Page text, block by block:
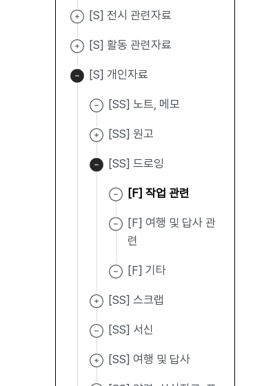
[S] 전시 관련자료
[S] 활동 관련자료
[S] 개인자료
[SS] 노트, 메모
[SS] 원고
[SS] 드로잉
[F] 작업 관련
[F] 여행 및 답사 관
련
[F] 기타
[SS] 스크랩
[SS] 서신
[SS] 여행 및 답사